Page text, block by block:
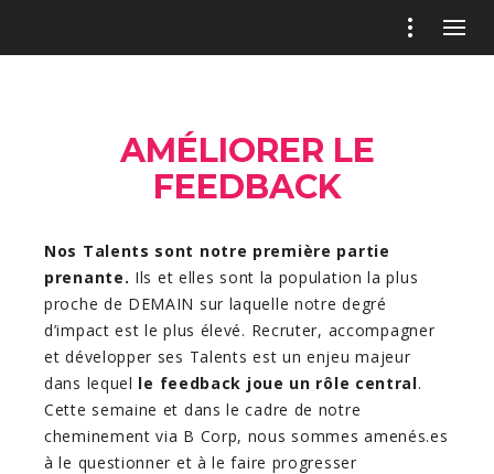
AMÉLIORER LE
FEEDBACK
Nos Talents sont notre première partie
prenante. Ils et elles sont la population la plus
proche de DEMAIN sur laquelle notre degré
d’impact est le plus élevé. Recruter, accompagner
et développer ses Talents est un enjeu majeur
dans lequel le feedback joue un rôle central.
Cette semaine et dans le cadre de notre
cheminement via B Corp, nous sommes amenés.es
à le questionner et à le faire progresser